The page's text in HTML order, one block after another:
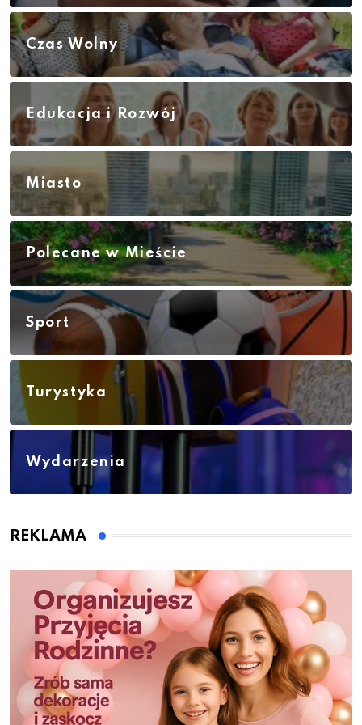
Czas Wolny
Edukacja i Rozwój
Miasto
Polecane w Mieście
Sport
Turystyka
Wydarzenia
REKLAMA